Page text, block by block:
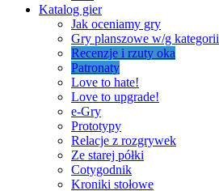
Katalog gier
Jak oceniamy gry
Gry planszowe w/g kategorii
Recenzje i rzuty oka
Patronaty
Love to hate!
Love to upgrade!
e-Gry
Prototypy
Relacje z rozgrywek
Ze starej półki
Cotygodnik
Kroniki stołowe